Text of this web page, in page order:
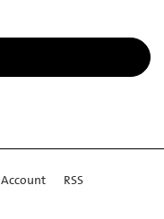
Account RSS